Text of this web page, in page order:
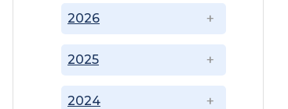
2024
2025
2026